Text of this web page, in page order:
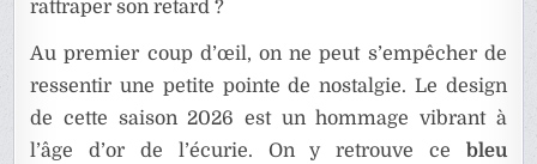
rattraper son retard ?
Au premier coup d’œil, on ne peut s’empêcher de
ressentir une petite pointe de nostalgie. Le design
de cette saison 2026 est un hommage vibrant à
l’âge d’or de l’écurie. On y retrouve ce bleu